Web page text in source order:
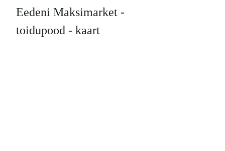
Eedeni Maksimarket -
toidupood - kaart